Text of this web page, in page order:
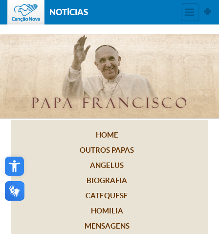
Open toolbar
NOTÍCIAS
HOME
OUTROS PAPAS
ANGELUS
BIOGRAFIA
CATEQUESE
HOMILIA
MENSAGENS